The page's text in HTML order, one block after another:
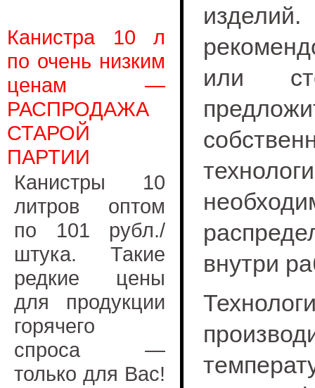
Канистра 10 л
по очень низким
ценам —
РАСПРОДАЖА
СТАРОЙ
ПАРТИИ
Канистры 10
литров оптом
по 101 рубл./
штука. Такие
редкие цены
для продукции
горячего
спроса —
только для Вас!
или
внутри